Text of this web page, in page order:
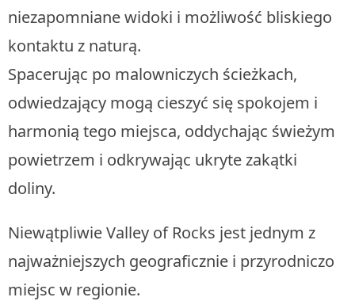
niezapomniane widoki i możliwość bliskiego
kontaktu z naturą.
Spacerując po malowniczych ścieżkach,
odwiedzający mogą cieszyć się spokojem i
harmonią tego miejsca, oddychając świeżym
powietrzem i odkrywając ukryte zakątki
doliny.
Niewątpliwie Valley of Rocks jest jednym z
najważniejszych geograficznie i przyrodniczo
miejsc w regionie.